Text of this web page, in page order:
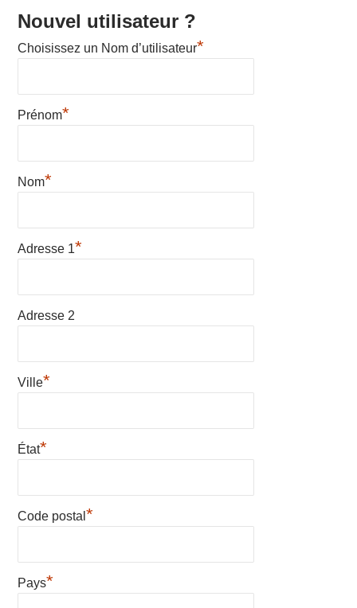
Nouvel utilisateur ?
Choisissez un Nom d’utilisateur*
Prénom*
Nom*
Adresse 1*
Adresse 2
Ville*
État*
Code postal*
Pays*